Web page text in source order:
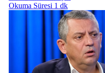
Okuma Süresi 1 dk